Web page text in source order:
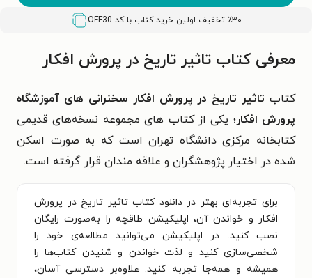
٪۳۰ تخفیف اولین خرید کتاب با کد OFF30
معرفی کتاب تاثیر تاریخ در پرورش افکار
کتاب تاثیر تاریخ در پرورش افکار سخنرانی های آموزشگاه
پرورش افکار؛ یکی از کتاب های مجموعه نسخه‌های قدیمی
کتابخانه مرکزی دانشگاه تهران است که به صورت اسکن
شده در اختیار پژوهشگران و علاقه مندان قرار گرفته است.
برای تجربه‌ای بهتر در دانلود کتاب تاثیر تاریخ در پرورش
افکار و خواندن آن، اپلیکیشن طاقچه را به‌صورت رایگان
نصب کنید. در اپلیکیشن می‌توانید مطالعه‌ی خود را
شخصی‌سازی کنید و لذت خواندن و شنیدن کتاب‌ها را
همیشه و همه‌جا تجربه کنید. علاوه‌بر دسترسی آسان،